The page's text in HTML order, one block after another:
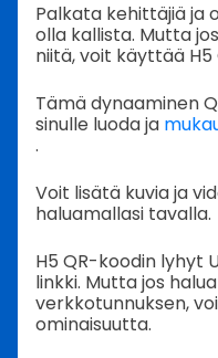
Palkata kehittäjiä ja
olla kallista. Mutta
niitä, voit käyttää H5
Tämä dynaaminen
sinulle luoda ja
.
Voit lisätä kuvia ja
haluamallasi tavalla.
H5 QR-koodin lyhyt
linkki. Mutta jos
verkkotunnuksen,
ominaisuutta.